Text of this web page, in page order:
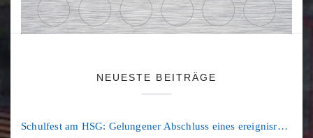
NEUESTE BEITRÄGE
Schulfest am HSG: Gelungener Abschluss eines ereignisreichen Schuljahres